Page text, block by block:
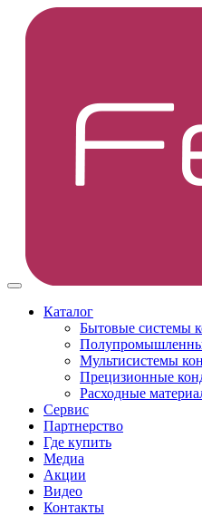
Каталог
Бытовые системы
Мультисистемы
Прецизионные
Расходные
Сервис
Партнерство
Где купить
Медиа
Акции
Видео
Контакты